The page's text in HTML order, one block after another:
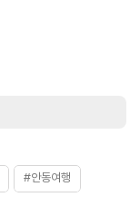
#안동여행